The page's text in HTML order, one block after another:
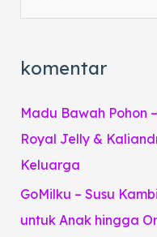
komentar
Madu Bawah Pohon
Royal Jelly &
Keluarga
GoMilku – Susu
untuk Anak hingga